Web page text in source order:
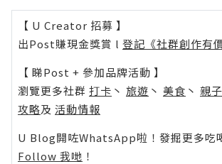
【 U Creator 招募 】
出Post賺現金獎賞 l 登記《社群創作有
【 睇Post + 參加品牌活動 】
瀏覽更多社群 打卡 丶 旅遊 丶 美食 丶 親子
攻略及 活動情報
U Blog開咗WhatsApp啦！發掘更多吃
Follow 我哋 ！